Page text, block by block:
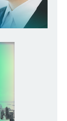
ンションの管理を
不動産業ではレア
み ｜ スタンダー
グループ ｜ 明豊プ
用企業
オープンカンパニ
理不問 】 7期連続